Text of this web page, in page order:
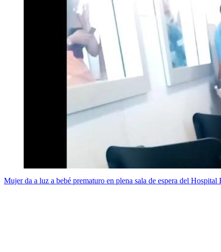
Mujer da a luz a bebé prematuro en plena sala de espera del Hospital